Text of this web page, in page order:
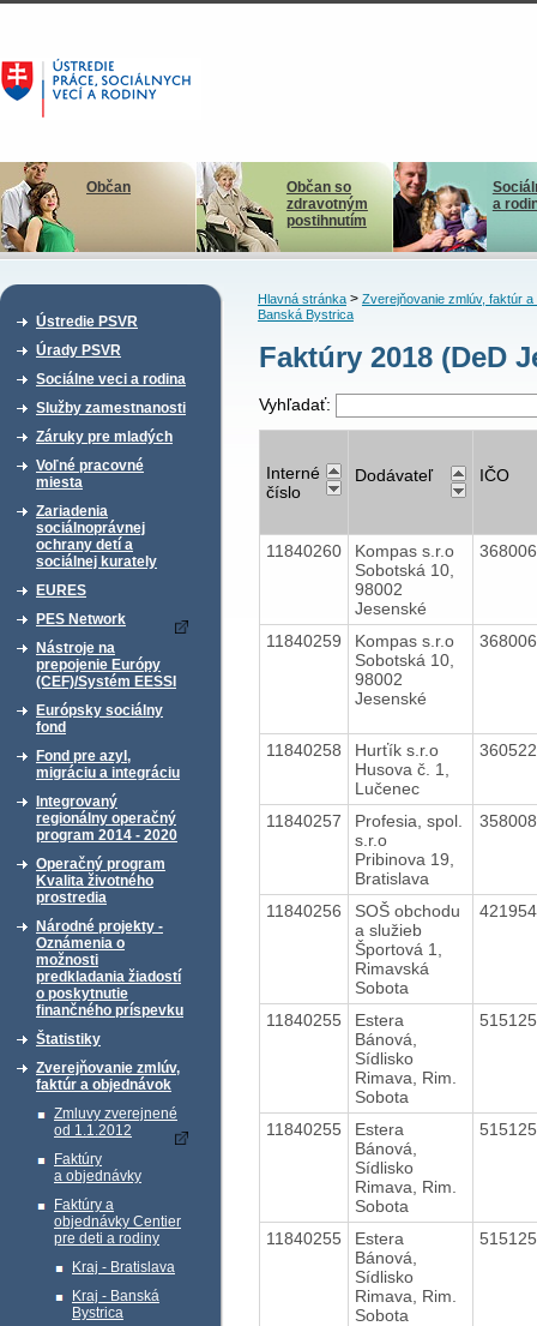
Občan
Občan so
zdravotným
postihnutím
a
Ústredie PSVR
Úrady PSVR
Sociálne veci a rodina
Služby zamestnanosti
Záruky pre mladých
Voľné pracovné
miesta
Zariadenia
sociálnoprávnej
ochrany detí a
sociálnej kurately
EURES
PES Network
Nástroje na
prepojenie Európy
(CEF)/Systém EESSI
Európsky sociálny
fond
Fond pre azyl,
migráciu a integráciu
Integrovaný
regionálny operačný
program 2014 - 2020
Operačný program
Kvalita životného
prostredia
Národné projekty -
Oznámenia o
možnosti
predkladania žiadostí
o poskytnutie
finančného príspevku
Štatistiky
Zverejňovanie zmlúv,
faktúr a objednávok
Zmluvy zverejnené
od 1.1.2012
Faktúry
a objednávky
Faktúry a
objednávky Centier
pre deti a rodiny
Kraj - Bratislava
Kraj - Banská
Bystrica
Hlavná stránka> Zverejňovanie zmlúv, faktúr a
Banská Bystrica
Faktúry 2018 (DeD
Vyhľadať:
Interné
číslo
Dodávateľ IČO
11840260
Kompas s.r.o
Sobotská 10,
98002
Jesenské
11840259
Kompas s.r.o
Sobotská 10,
98002
Jesenské
11840258
Hurťík s.r.o
Husova č. 1,
Lučenec
11840257
Profesia, spol.
s.r.o
Pribinova 19,
Bratislava
11840256
SOŠ obchodu
a služieb
Športová 1,
Rimavská
Sobota
11840255
Estera
Bánová,
Sídlisko
Rimava, Rim.
Sobota
11840255
Estera
Bánová,
Sídlisko
Rimava, Rim.
Sobota
11840255
Estera
Bánová,
Sídlisko
Rimava, Rim.
Sobota